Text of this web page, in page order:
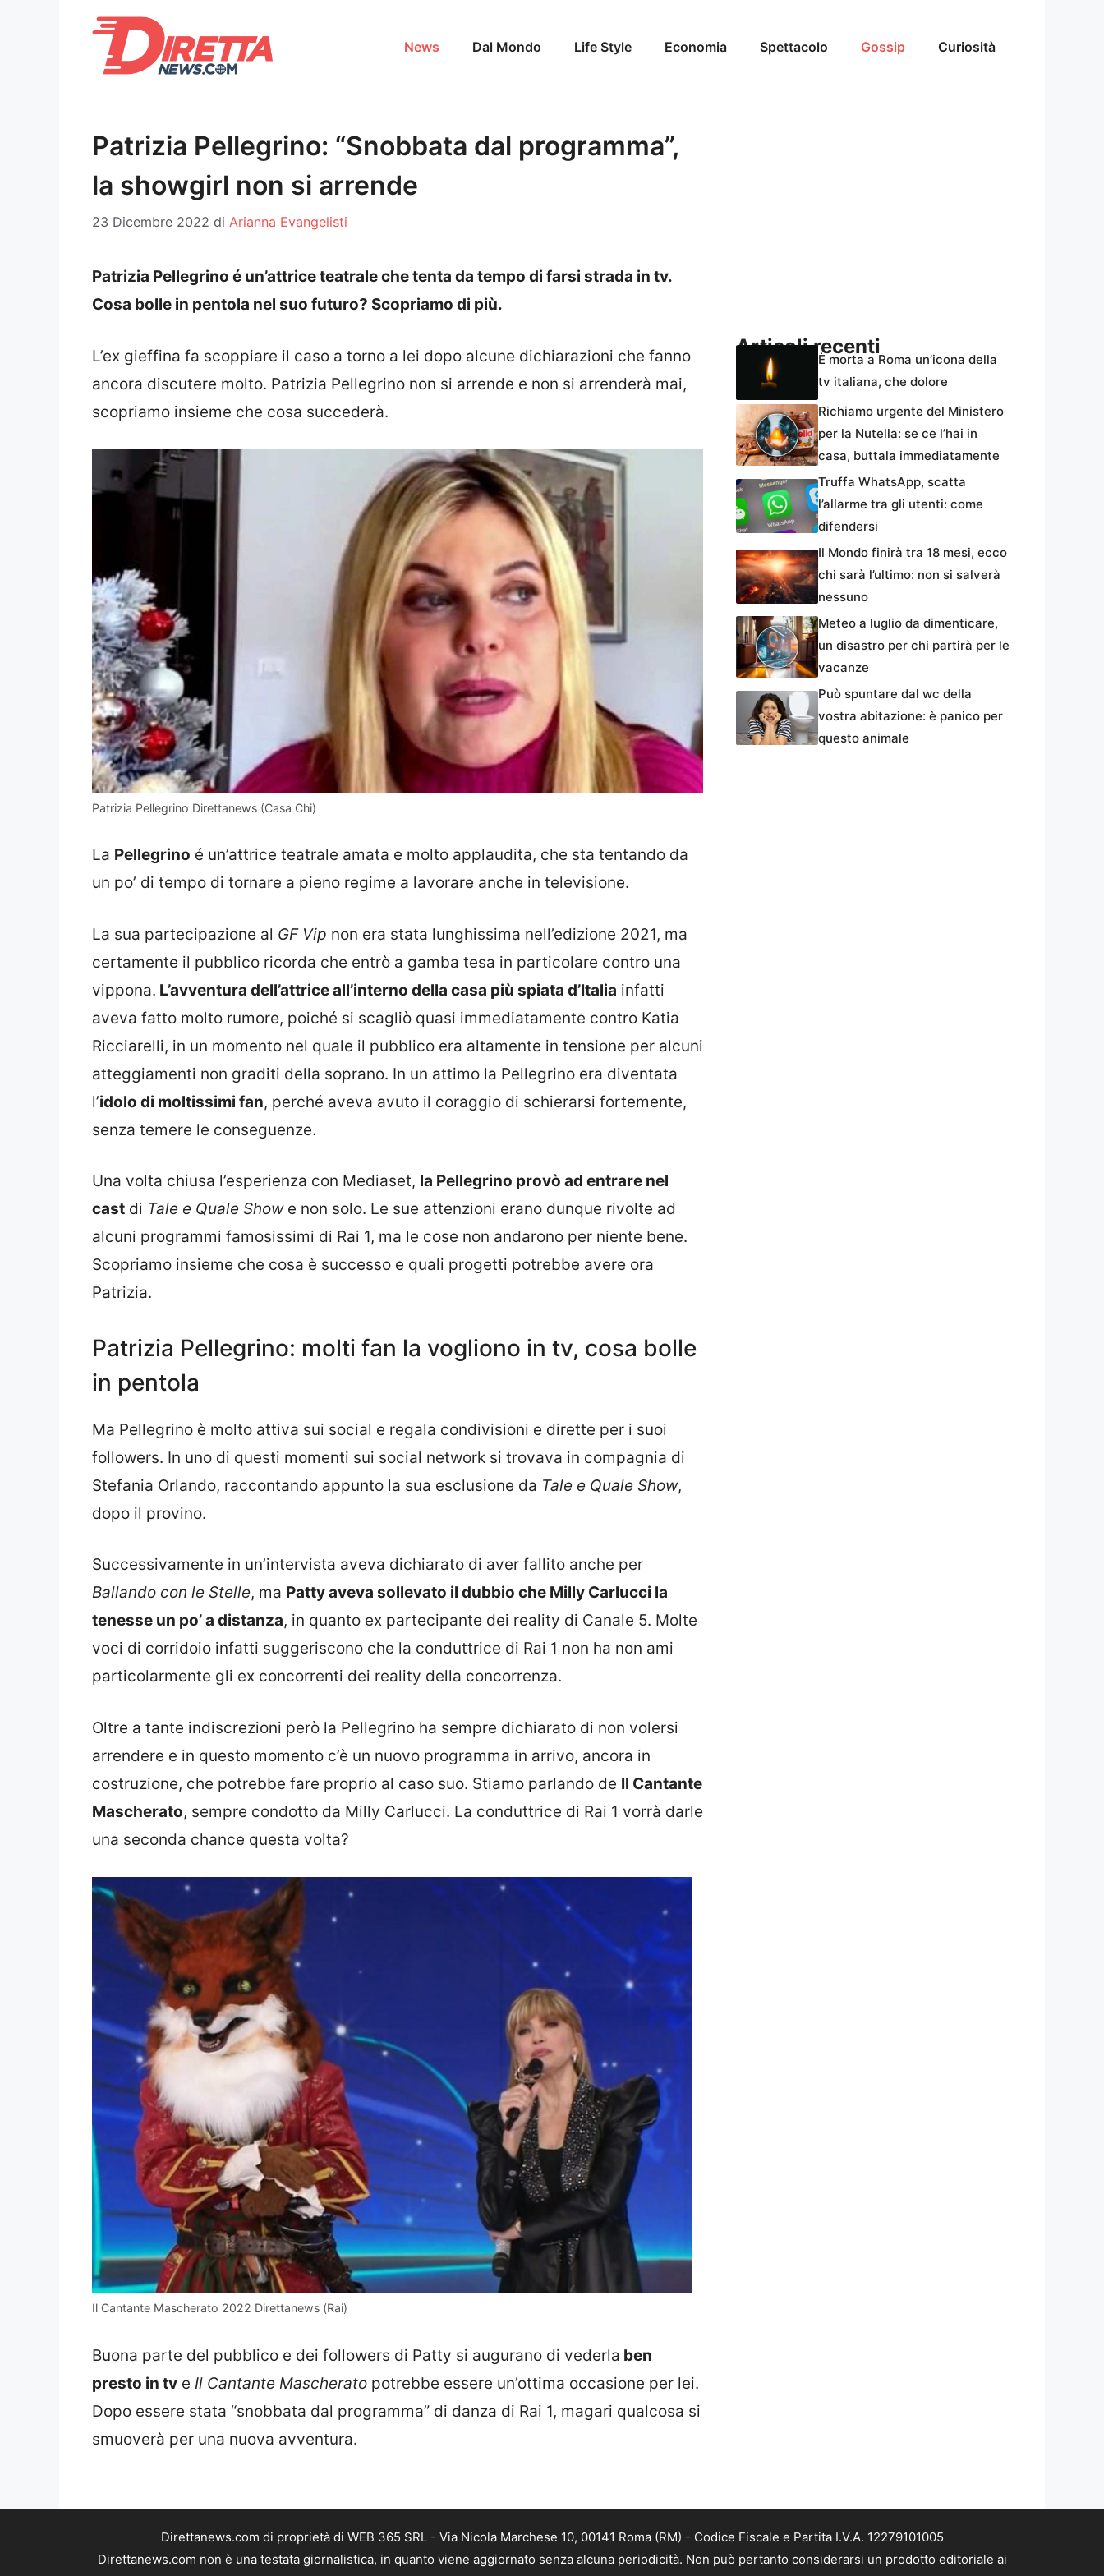
News Dal Mondo Life Style Economia Spettacolo Gossip Curiosità
Patrizia Pellegrino: “Snobbata dal programma”,
la showgirl non si arrende
23 Dicembre 2022 di Arianna Evangelisti
Patrizia Pellegrino é un’attrice teatrale che tenta da tempo di farsi strada in tv.
Cosa bolle in pentola nel suo futuro? Scopriamo di più.
L’ex gieffina fa scoppiare il caso a torno a lei dopo alcune dichiarazioni che fanno
ancora discutere molto. Patrizia Pellegrino non si arrende e non si arrenderà mai,
scopriamo insieme che cosa succederà.
Patrizia Pellegrino Direttanews (Casa Chi)
La Pellegrino é un’attrice teatrale amata e molto applaudita, che sta tentando da
un po’ di tempo di tornare a pieno regime a lavorare anche in televisione.
La sua partecipazione al GF Vip non era stata lunghissima nell’edizione 2021, ma
certamente il pubblico ricorda che entrò a gamba tesa in particolare contro una
vippona. L’avventura dell’attrice all’interno della casa più spiata d’Italia infatti
aveva fatto molto rumore, poiché si scagliò quasi immediatamente contro Katia
Ricciarelli, in un momento nel quale il pubblico era altamente in tensione per alcuni
atteggiamenti non graditi della soprano. In un attimo la Pellegrino era diventata
l’idolo di moltissimi fan, perché aveva avuto il coraggio di schierarsi fortemente,
senza temere le conseguenze.
Una volta chiusa l’esperienza con Mediaset, la Pellegrino provò ad entrare nel
cast di Tale e Quale Showe non solo. Le sue attenzioni erano dunque rivolte ad
alcuni programmi famosissimi di Rai 1, ma le cose non andarono per niente bene.
Scopriamo insieme che cosa è successo e quali progetti potrebbe avere ora
Patrizia.
Patrizia Pellegrino: molti fan la vogliono in tv, cosa bolle
in pentola
Ma Pellegrino è molto attiva sui social e regala condivisioni e dirette per i suoi
followers. In uno di questi momenti sui social network si trovava in compagnia di
Stefania Orlando, raccontando appunto la sua esclusione da Tale e Quale Show,
dopo il provino.
Successivamente in un’intervista aveva dichiarato di aver fallito anche per
Ballando con le Stelle, ma Patty aveva sollevato il dubbio che Milly Carlucci la
tenesse un po’ a distanza, in quanto ex partecipante dei reality di Canale 5. Molte
voci di corridoio infatti suggeriscono che la conduttrice di Rai 1 non ha non ami
particolarmente gli ex concorrenti dei reality della concorrenza.
Oltre a tante indiscrezioni però la Pellegrino ha sempre dichiarato di non volersi
arrendere e in questo momento c’è un nuovo programma in arrivo, ancora in
costruzione, che potrebbe fare proprio al caso suo. Stiamo parlando de Il Cantante
Mascherato, sempre condotto da Milly Carlucci. La conduttrice di Rai 1 vorrà darle
una seconda chance questa volta?
Il Cantante Mascherato 2022 Direttanews (Rai)
Buona parte del pubblico e dei followers di Patty si augurano di vederla ben
presto in tv e Il Cantante Mascherato potrebbe essere un’ottima occasione per lei.
Dopo essere stata “snobbata dal programma” di danza di Rai 1, magari qualcosa si
smuoverà per una nuova avventura.
Articoli recenti
È morta a Roma un’icona della
tv italiana, che dolore
Richiamo urgente del Ministero
per la Nutella: se ce l’hai in
casa, buttala immediatamente
Truffa WhatsApp, scatta
l’allarme tra gli utenti: come
difendersi
Il Mondo finirà tra 18 mesi, ecco
chi sarà l’ultimo: non si salverà
nessuno
Meteo a luglio da dimenticare,
un disastro per chi partirà per le
vacanze
Può spuntare dal wc della
vostra abitazione: è panico per
questo animale
Direttanews.com di proprietà di WEB 365 SRL - Via Nicola Marchese 10, 00141 Roma (RM) - Codice Fiscale e Partita I.V.A. 12279101005
Direttanews.com non è una testata giornalistica, in quanto viene aggiornato senza alcuna periodicità. Non può pertanto considerarsi un prodotto editoriale ai